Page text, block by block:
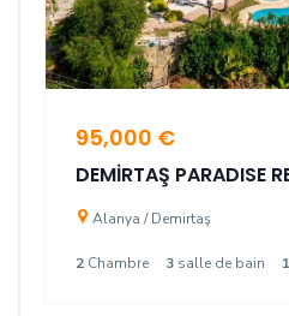
95,000 €
DEMİRTAŞ PARADISE
Alanya / Demirtaş
2 Chambre 3 salle de bain